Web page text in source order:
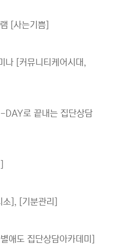
[사는기쁨]
나 [커뮤니티케어시대,
DAY로 끝내는 집단상담
], [기분관리]
애도 집단상담아카데미]